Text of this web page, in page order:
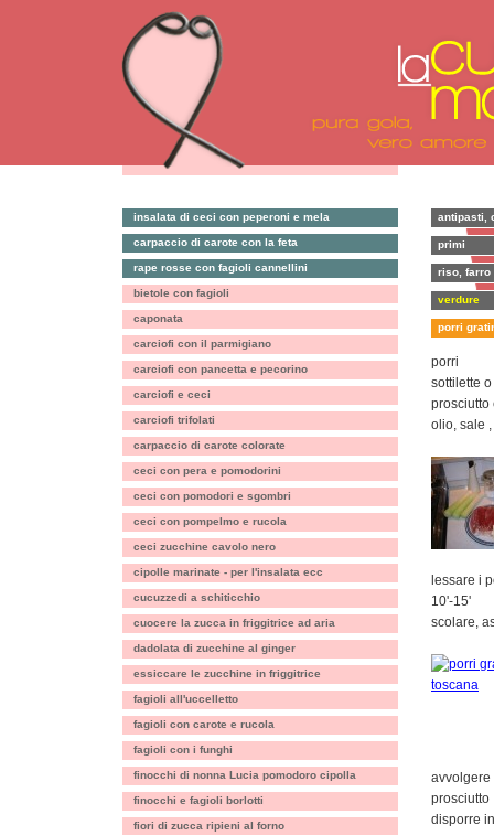
antipasti,
primi
riso, farro
verdure
insalata di ceci con peperoni e mela
carpaccio di carote con la feta
rape rosse con fagioli cannellini
bietole con fagioli
caponata
carciofi con il parmigiano
carciofi con pancetta e pecorino
carciofi e ceci
carciofi trifolati
carpaccio di carote colorate
ceci con pera e pomodorini
ceci con pomodori e sgombri
ceci con pompelmo e rucola
ceci zucchine cavolo nero
cipolle marinate - per l'insalata ecc
cucuzzedi a schiticchio
cuocere la zucca in friggitrice ad aria
dadolata di zucchine al ginger
essiccare le zucchine in friggitrice
fagioli all'uccelletto
fagioli con carote e rucola
fagioli con i funghi
finocchi di nonna Lucia pomodoro cipolla
finocchi e fagioli borlotti
fiori di zucca ripieni al forno
porri
porri
sottilette
prosciutto
olio, sale
lessare i
10'-15'
scolare,
avvolgere
prosciutto
disporre